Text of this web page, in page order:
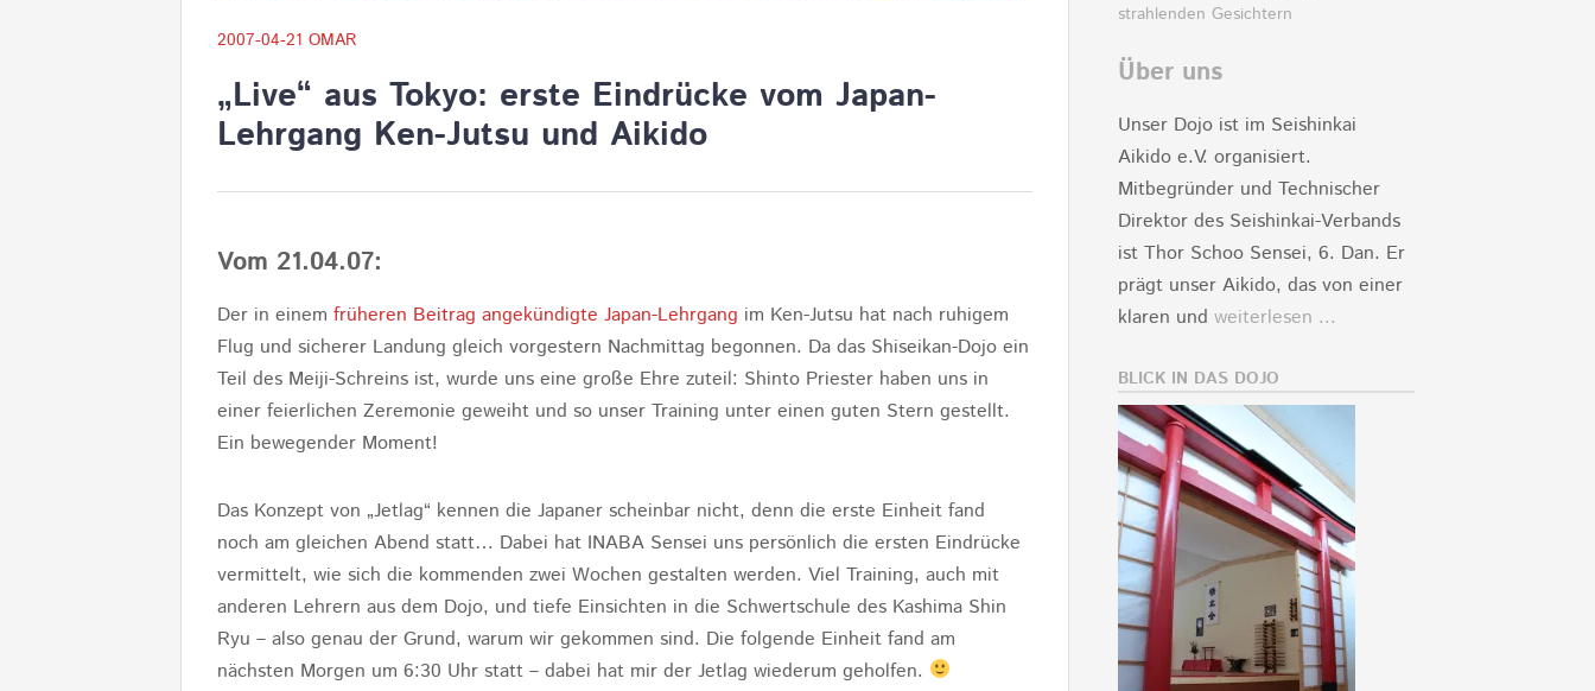
2007-04-21 OMAR
„Live“ aus Tokyo: erste Eindrücke vom Japan-
Lehrgang Ken-Jutsu und Aikido
Vom 21.04.07:
Der in einem früheren Beitrag angekündigte Japan-Lehrgang im Ken-Jutsu hat nach ruhigem
Flug und sicherer Landung gleich vorgestern Nachmittag begonnen. Da das Shiseikan-Dojo ein
Teil des Meiji-Schreins ist, wurde uns eine große Ehre zuteil: Shinto Priester haben uns in
einer feierlichen Zeremonie geweiht und so unser Training unter einen guten Stern gestellt.
Ein bewegender Moment!
Das Konzept von „Jetlag“ kennen die Japaner scheinbar nicht, denn die erste Einheit fand
noch am gleichen Abend statt… Dabei hat INABA Sensei uns persönlich die ersten Eindrücke
vermittelt, wie sich die kommenden zwei Wochen gestalten werden. Viel Training, auch mit
anderen Lehrern aus dem Dojo, und tiefe Einsichten in die Schwertschule des Kashima Shin
Ryu – also genau der Grund, warum wir gekommen sind. Die folgende Einheit fand am
nächsten Morgen um 6:30 Uhr statt – dabei hat mir der Jetlag wiederum geholfen.
strahlenden Gesichtern
Über uns
Unser Dojo ist im Seishinkai
Aikido e.V. organisiert.
Mitbegründer und Technischer
Direktor des Seishinkai-Verbands
ist Thor Schoo Sensei, 6. Dan. Er
prägt unser Aikido, das von einer
klaren undweiterlesen ...
BLICK IN DAS DOJO